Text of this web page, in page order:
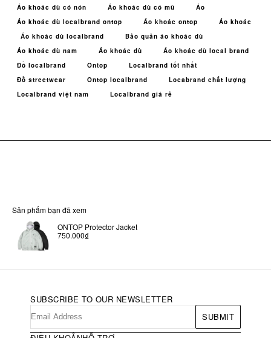
Áo khoác dù có nón Áo khoác dù có mũ
Áo
Áo khoác dù localbrand ontop
Áo khoác ontop
Áo khoác
Áo khoác dù localbrand
Bảo quản áo khoác dù
Áo khoác dù nam
Áo khoác dù
Áo khoác dù local brand
Đồ localbrand
Ontop
Localbrand tốt nhất
Đồ streetwear
Ontop localbrand
Locabrand chất lượng
Localbrand việt nam
Localbrand giá rẻ
Sản phẩm bạn đã xem
ONTOP Protector Jacket
750.000₫
SUBSCRIBE TO OUR NEWSLETTER
SUBMIT